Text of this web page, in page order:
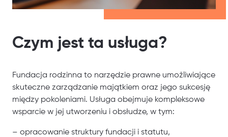
Czym jest ta usługa?
Fundacja rodzinna to narzędzie prawne umożliwiające
skuteczne zarządzanie majątkiem oraz jego sukcesję
między pokoleniami. Usługa obejmuje kompleksowe
wsparcie w jej utworzeniu i obsłudze, w tym:
– opracowanie struktury fundacji i statutu,